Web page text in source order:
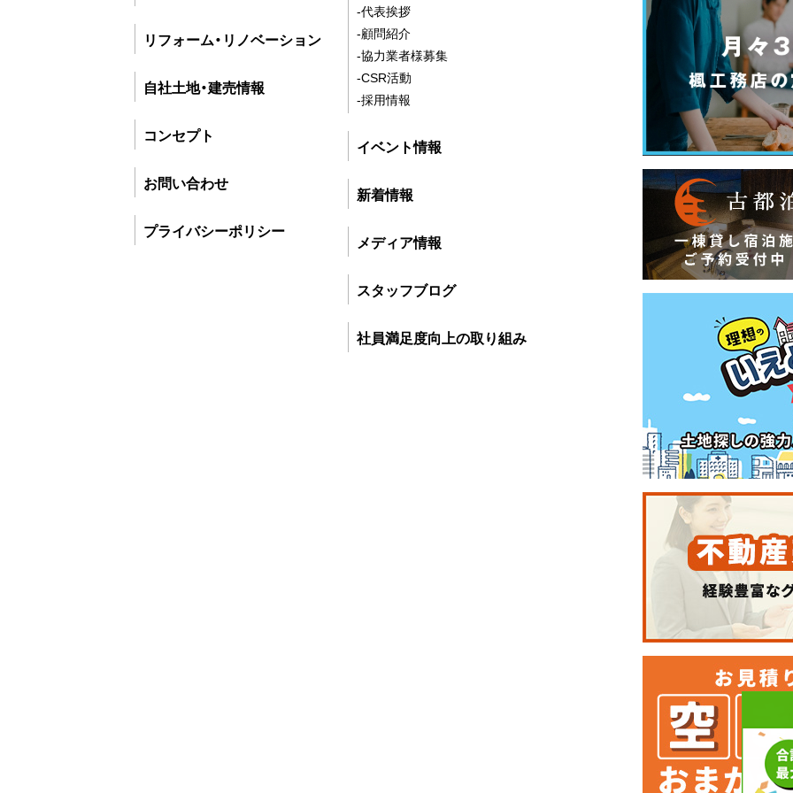
リフォーム・リノベーション
自社土地・建売情報
コンセプト
お問い合わせ
プライバシーポリシー
-代表挨拶
-顧問紹介
-協力業者様募集
-CSR活動
-採用情報
イベント情報
新着情報
メディア情報
スタッフブログ
社員満足度向上の取り組み